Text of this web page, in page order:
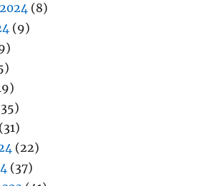
(8)
(9)
(31)
(22)
(37)